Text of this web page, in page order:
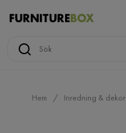
Hem Inredning & dekor